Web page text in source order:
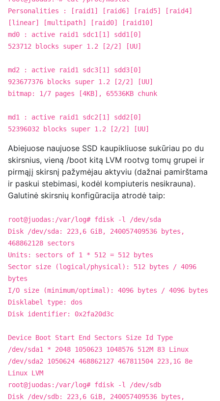
Personalities : [raid1] [raid6] [raid5] [raid4]
[linear] [multipath] [raid0] [raid10]
md0 : active raid1 sdc1[1] sdd1[0]
523712 blocks super 1.2 [2/2] [UU]
md2 : active raid1 sdc3[1] sdd3[0]
923677376 blocks super 1.2 [2/2] [UU]
bitmap: 1/7 pages [4KB], 65536KB chunk
md1 : active raid1 sdc2[1] sdd2[0]
52396032 blocks super 1.2 [2/2] [UU]
Abiejuose naujuose SSD kaupikliuose sukūriau po du
skirsnius, vieną /boot kitą LVM rootvg tomų grupei ir
pirmąjį skirsnį pažymėjau aktyviu (dažnai pamirštama
ir paskui stebimasi, kodėl kompiuteris nesikrauna).
Galutinė skirsnių konfigūracija atrodė taip:
root@juodas:/var/log# fdisk -l /dev/sda
Disk /dev/sda: 223,6 GiB, 240057409536 bytes,
468862128 sectors
Units: sectors of 1 * 512 = 512 bytes
Sector size (logical/physical): 512 bytes / 4096
bytes
I/O size (minimum/optimal): 4096 bytes / 4096 bytes
Disklabel type: dos
Disk identifier: 0x2fa20d3c
Device Boot Start End Sectors Size Id Type
/dev/sda1 * 2048 1050623 1048576 512M 83 Linux
/dev/sda2 1050624 468862127 467811504 223,1G 8e
Linux LVM
root@juodas:/var/log# fdisk -l /dev/sdb
Disk /dev/sdb: 223,6 GiB, 240057409536 bytes,